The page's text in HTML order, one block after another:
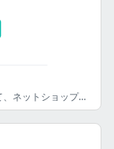
ようこそ、「BASE」へ！メールアドレスを認証して、ネットショップをはじめましょう